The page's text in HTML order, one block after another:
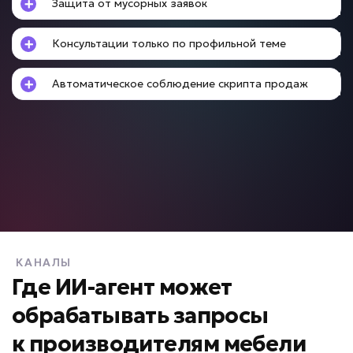
• Ответ за секунды
• До +50% скорости адаптации
Подробней
Задача: Анализ звонков и переписок
• Контроль 100% диалогов
• Анализ за минуты вместо часов
Защита от мусорных заявок
Консультации только по профильной теме
Автоматическое соблюдение скрипта продаж
КАНАЛЫ
Где ИИ-агент может
обрабатывать запросы
к производителям мебели